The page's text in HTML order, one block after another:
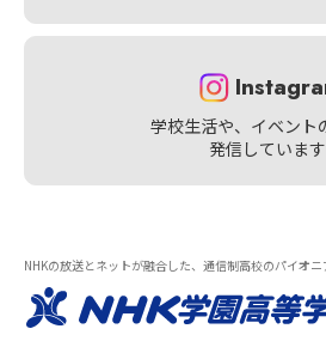
学校生活や、イベント
発信しています
NHKの放送とネットが融合した、通信制高校のパイオニ